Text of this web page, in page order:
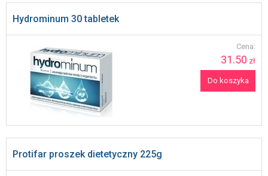
Hydrominum 30 tabletek
Cena:
31.50 zł
Do koszyka
Protifar proszek dietetyczny 225g